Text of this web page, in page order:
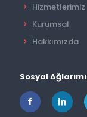
Hizmetlerimiz
Kurumsal
Hakkımızda
Sosyal